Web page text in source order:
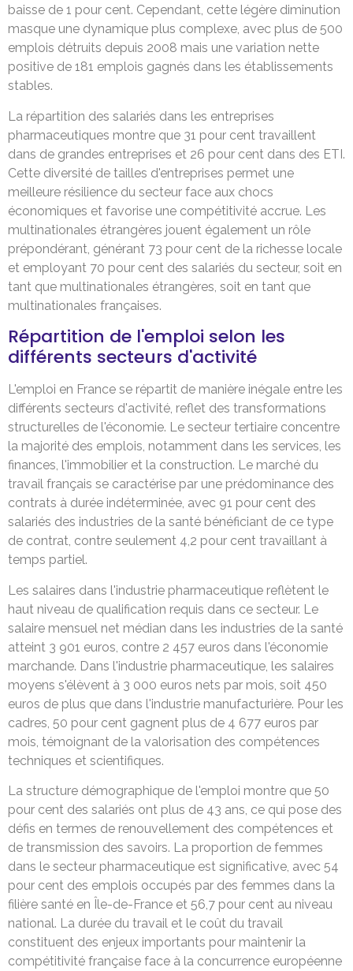
baisse de 1 pour cent. Cependant, cette légère diminution
masque une dynamique plus complexe, avec plus de 500
emplois détruits depuis 2008 mais une variation nette
positive de 181 emplois gagnés dans les établissements
stables.
La répartition des salariés dans les entreprises
pharmaceutiques montre que 31 pour cent travaillent
dans de grandes entreprises et 26 pour cent dans des ETI.
Cette diversité de tailles d'entreprises permet une
meilleure résilience du secteur face aux chocs
économiques et favorise une compétitivité accrue. Les
multinationales étrangères jouent également un rôle
prépondérant, générant 73 pour cent de la richesse locale
et employant 70 pour cent des salariés du secteur, soit en
tant que multinationales étrangères, soit en tant que
multinationales françaises.
Répartition de l'emploi selon les
différents secteurs d'activité
L'emploi en France se répartit de manière inégale entre les
différents secteurs d'activité, reflet des transformations
structurelles de l'économie. Le secteur tertiaire concentre
la majorité des emplois, notamment dans les services, les
finances, l'immobilier et la construction. Le marché du
travail français se caractérise par une prédominance des
contrats à durée indéterminée, avec 91 pour cent des
salariés des industries de la santé bénéficiant de ce type
de contrat, contre seulement 4,2 pour cent travaillant à
temps partiel.
Les salaires dans l'industrie pharmaceutique reflètent le
haut niveau de qualification requis dans ce secteur. Le
salaire mensuel net médian dans les industries de la santé
atteint 3 901 euros, contre 2 457 euros dans l'économie
marchande. Dans l'industrie pharmaceutique, les salaires
moyens s'élèvent à 3 000 euros nets par mois, soit 450
euros de plus que dans l'industrie manufacturière. Pour les
cadres, 50 pour cent gagnent plus de 4 677 euros par
mois, témoignant de la valorisation des compétences
techniques et scientifiques.
La structure démographique de l'emploi montre que 50
pour cent des salariés ont plus de 43 ans, ce qui pose des
défis en termes de renouvellement des compétences et
de transmission des savoirs. La proportion de femmes
dans le secteur pharmaceutique est significative, avec 54
pour cent des emplois occupés par des femmes dans la
filière santé en Île-de-France et 56,7 pour cent au niveau
national. La durée du travail et le coût du travail
constituent des enjeux importants pour maintenir la
compétitivité française face à la concurrence européenne